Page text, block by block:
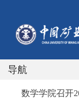
导航
数学学院召开